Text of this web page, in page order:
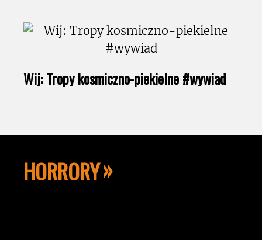
Wij: Tropy kosmiczno-piekielne #wywiad
HORRORY